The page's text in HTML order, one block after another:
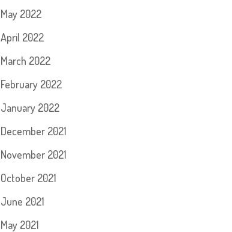
May 2022
April 2022
March 2022
February 2022
January 2022
December 2021
November 2021
October 2021
June 2021
May 2021